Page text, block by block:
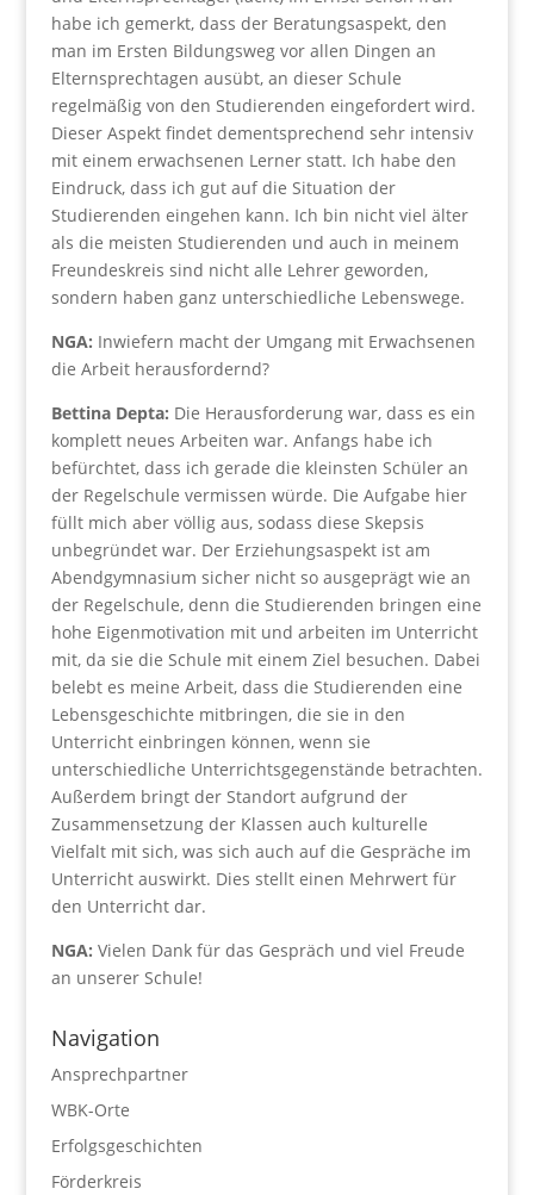
habe ich gemerkt, dass der Beratungsaspekt, den
man im Ersten Bildungsweg vor allen Dingen an
Elternsprechtagen ausübt, an dieser Schule
regelmäßig von den Studierenden eingefordert wird.
Dieser Aspekt findet dementsprechend sehr intensiv
mit einem erwachsenen Lerner statt. Ich habe den
Eindruck, dass ich gut auf die Situation der
Studierenden eingehen kann. Ich bin nicht viel älter
als die meisten Studierenden und auch in meinem
Freundeskreis sind nicht alle Lehrer geworden,
sondern haben ganz unterschiedliche Lebenswege.
NGA: Inwiefern macht der Umgang mit Erwachsenen
die Arbeit herausfordernd?
Bettina Depta: Die Herausforderung war, dass es ein
komplett neues Arbeiten war. Anfangs habe ich
befürchtet, dass ich gerade die kleinsten Schüler an
der Regelschule vermissen würde. Die Aufgabe hier
füllt mich aber völlig aus, sodass diese Skepsis
unbegründet war. Der Erziehungsaspekt ist am
Abendgymnasium sicher nicht so ausgeprägt wie an
der Regelschule, denn die Studierenden bringen eine
hohe Eigenmotivation mit und arbeiten im Unterricht
mit, da sie die Schule mit einem Ziel besuchen. Dabei
belebt es meine Arbeit, dass die Studierenden eine
Lebensgeschichte mitbringen, die sie in den
Unterricht einbringen können, wenn sie
unterschiedliche Unterrichtsgegenstände betrachten.
Außerdem bringt der Standort aufgrund der
Zusammensetzung der Klassen auch kulturelle
Vielfalt mit sich, was sich auch auf die Gespräche im
Unterricht auswirkt. Dies stellt einen Mehrwert für
den Unterricht dar.
NGA: Vielen Dank für das Gespräch und viel Freude
an unserer Schule!
Navigation
Ansprechpartner
WBK-Orte
Erfolgsgeschichten
Förderkreis